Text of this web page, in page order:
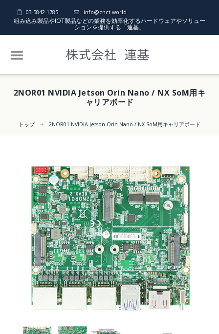
03-5842-1785 info@cnct.world
組み込み製品やIOT製品などの業務を効率化するハードウェアやソリュー
ションを提供する「連基」
2NOR01 NVIDIA Jetson Orin Nano / NX SoM用キ
ャリアボード
トップ 2NOR01 NVIDIA Jetson Orin Nano / NX SoM用キャリアボード